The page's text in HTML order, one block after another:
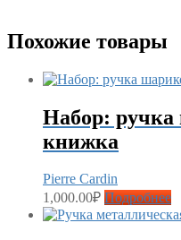
Похожие товары
Набор: ручка
книжка
Pierre Cardin
1,000.00₽ Подробнее